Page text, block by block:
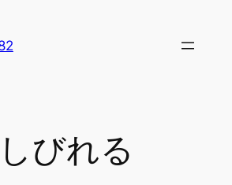
しびれる